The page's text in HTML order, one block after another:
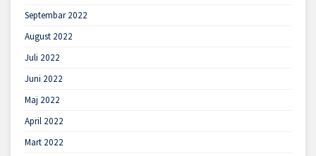
Septembar 2022
August 2022
Juli 2022
Juni 2022
Maj 2022
April 2022
Mart 2022